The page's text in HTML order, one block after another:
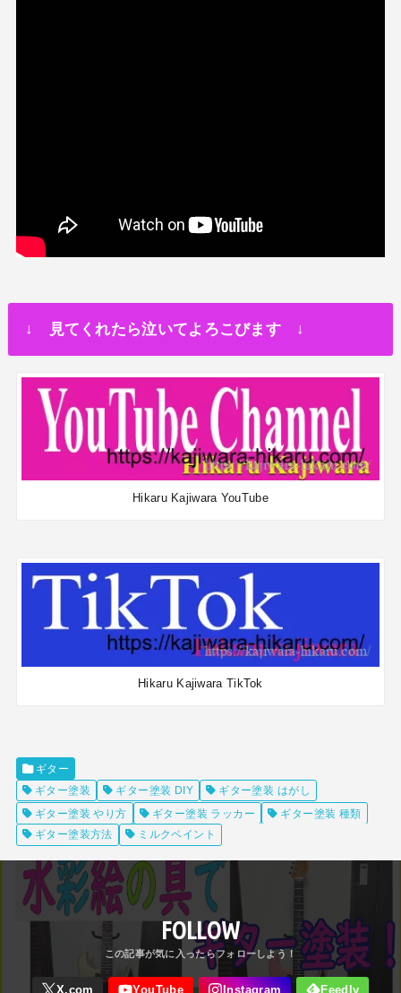
↓ 見てくれたら泣いてよろこびます ↓
Hikaru Kajiwara YouTube
Hikaru Kajiwara TikTok
ギター
ギター塗装
ギター塗装 DIY
ギター塗装 はがし
ギター塗装 やり方
ギター塗装 ラッカー
ギター塗装 種類
ギター塗装方法
ミルクペイント
FOLLOW